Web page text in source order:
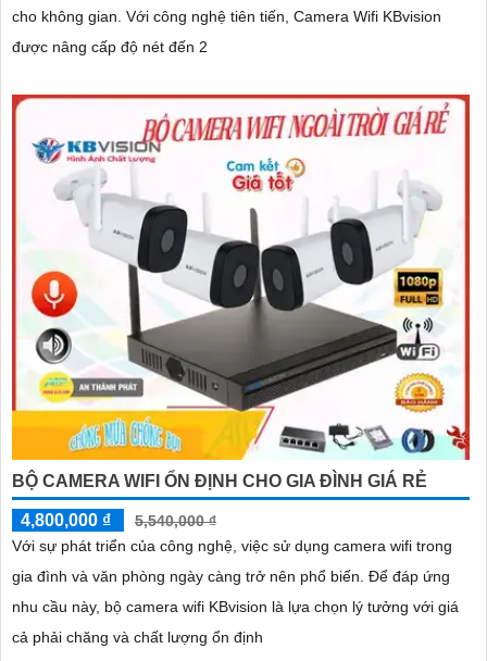
cho không gian. Với công nghệ tiên tiến, Camera Wifi KBvision
được nâng cấp độ nét đến 2
BỘ CAMERA WIFI ỔN ĐỊNH CHO GIA ĐÌNH GIÁ RẺ
4,800,000 ₫
5,540,000 ₫
Với sự phát triển của công nghệ, việc sử dụng camera wifi trong
gia đình và văn phòng ngày càng trở nên phổ biến. Để đáp ứng
nhu cầu này, bộ camera wifi KBvision là lựa chọn lý tưởng với giá
cả phải chăng và chất lượng ổn định